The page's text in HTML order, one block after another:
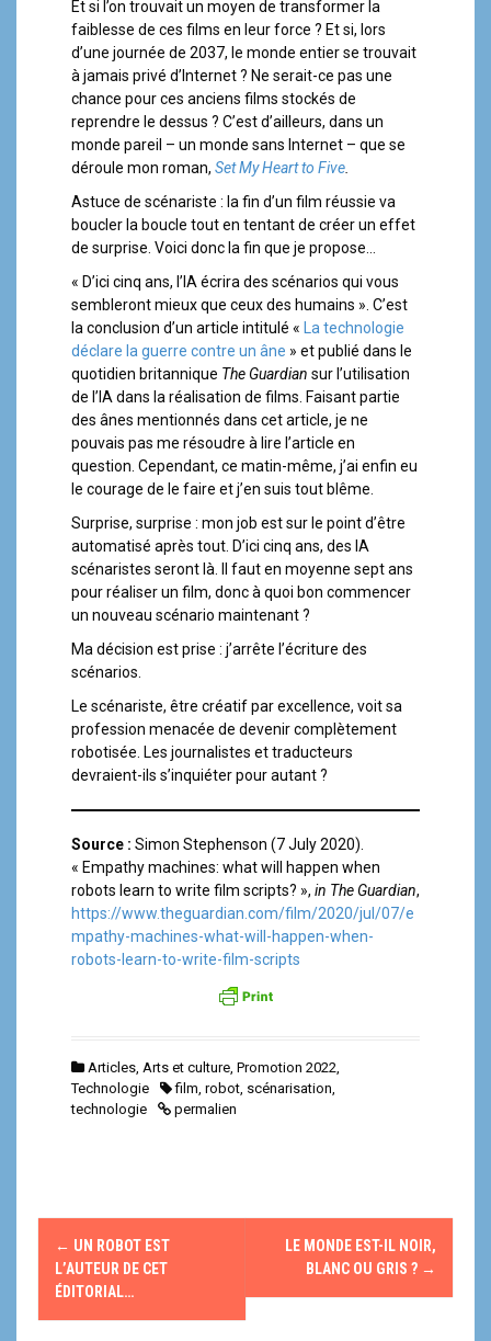
Et si l’on trouvait un moyen de transformer la
faiblesse de ces films en leur force ? Et si, lors
d’une journée de 2037, le monde entier se trouvait
à jamais privé d’Internet ? Ne serait-ce pas une
chance pour ces anciens films stockés de
reprendre le dessus ? C’est d’ailleurs, dans un
monde pareil – un monde sans Internet – que se
déroule mon roman, Set My Heart to Five.
Astuce de scénariste : la fin d’un film réussie va
boucler la boucle tout en tentant de créer un effet
de surprise. Voici donc la fin que je propose…
« D’ici cinq ans, l’IA écrira des scénarios qui vous
sembleront mieux que ceux des humains ». C’est
la conclusion d’un article intitulé « La technologie
déclare la guerre contre un âne » et publié dans le
quotidien britannique The Guardian sur l’utilisation
de l’IA dans la réalisation de films. Faisant partie
des ânes mentionnés dans cet article, je ne
pouvais pas me résoudre à lire l’article en
question. Cependant, ce matin-même, j’ai enfin eu
le courage de le faire et j’en suis tout blême.
Surprise, surprise : mon job est sur le point d’être
automatisé après tout. D’ici cinq ans, des IA
scénaristes seront là. Il faut en moyenne sept ans
pour réaliser un film, donc à quoi bon commencer
un nouveau scénario maintenant ?
Ma décision est prise : j’arrête l’écriture des
scénarios.
Le scénariste, être créatif par excellence, voit sa
profession menacée de devenir complètement
robotisée. Les journalistes et traducteurs
devraient-ils s’inquiéter pour autant ?
Source : Simon Stephenson (7 July 2020).
« Empathy machines: what will happen when
robots learn to write film scripts? », in The Guardian,
https://www.theguardian.com/film/2020/jul/07/e
mpathy-machines-what-will-happen-when-
robots-learn-to-write-film-scripts
Articles, Arts et culture, Promotion 2022,
Technologie
film, robot, scénarisation,
technologie
permalien
N
v
← UN ROBOT EST
L’AUTEUR DE CET
ÉDITORIAL…
LE MONDE EST-IL NOIR,
BLANC OU GRIS ? →